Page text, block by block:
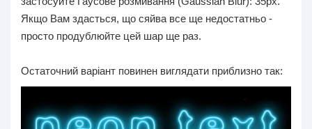
Якщо Вам здасться, що сяйва все ще недостатньо -
просто продублюйте цей шар ще раз.
Остаточний варіант повинен виглядати приблизно так: